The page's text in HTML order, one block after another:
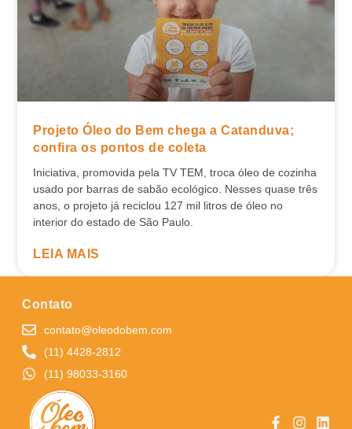
Projeto Óleo do Bem chega a Catanduva;
confira os pontos de coleta
Iniciativa, promovida pela TV TEM, troca óleo de cozinha
usado por barras de sabão ecológico. Nesses quase três
anos, o projeto já reciclou 127 mil litros de óleo no
interior do estado de São Paulo.
LEIA MAIS
Contato
contato@oleodobem.com
(11) 4428-2812
(11) 98033-3160